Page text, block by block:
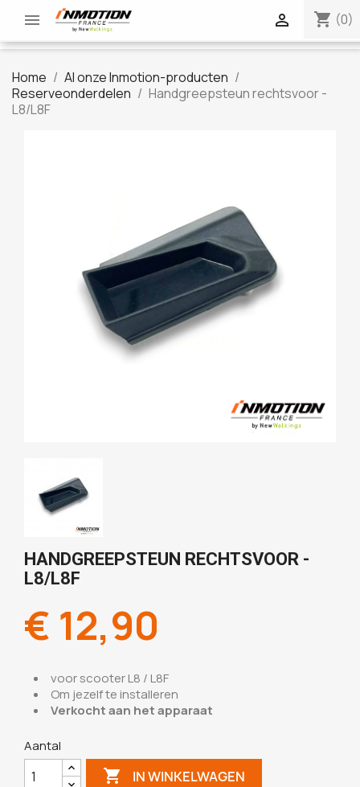
 shopping_cart (0)

Home
Al onze Inmotion-producten
Reserveonderdelen
Handgreepsteun rechtsvoor -
L8/L8F
HANDGREEPSTEUN RECHTSVOOR -
L8/L8F
€ 12,90
voor scooter L8 / L8F
Om jezelf te installeren
Verkocht aan het apparaat
Aantal
 IN WINKELWAGEN